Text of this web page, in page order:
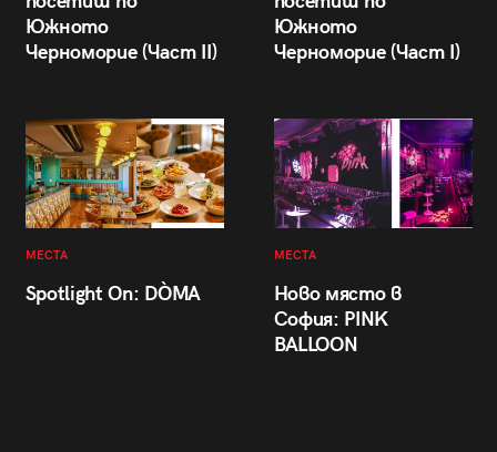
Южното
Черноморие (Част II)
Южното
Черноморие (Част I)
МЕСТА
Spotlight On: DÒMA
МЕСТА
Ново място в
София: PINK
BALLOON